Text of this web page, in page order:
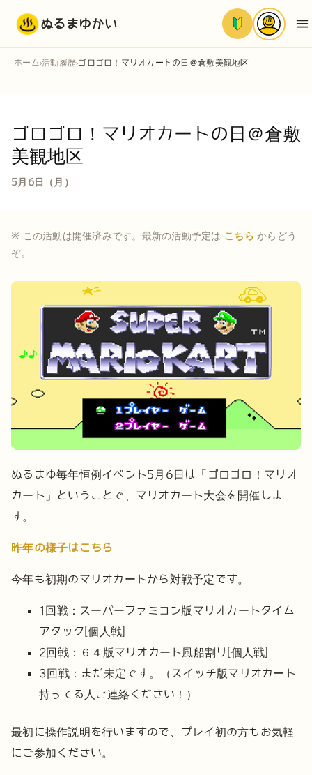
ぬるまゆかい
ホーム ›活動履歴› ゴロゴロ！マリオカートの日＠倉敷美観地区
ゴロゴロ！マリオカートの日＠倉敷
美観地区
5月6日（月）
※ この活動は開催済みです。最新の活動予定は こちら からどう
ぞ。
ぬるまゆ毎年恒例イベント5月6日は「ゴロゴロ！マリオ
カート」ということで、マリオカート大会を開催しま
す。
昨年の様子はこちら
今年も初期のマリオカートから対戦予定です。
1回戦：スーパーファミコン版マリオカートタイム
アタック[個人戦]
2回戦：６４版マリオカート風船割り[個人戦]
3回戦：まだ未定です。（スイッチ版マリオカート
持ってる人ご連絡ください！）
最初に操作説明を行いますので、プレイ初の方もお気軽
にご参加ください。